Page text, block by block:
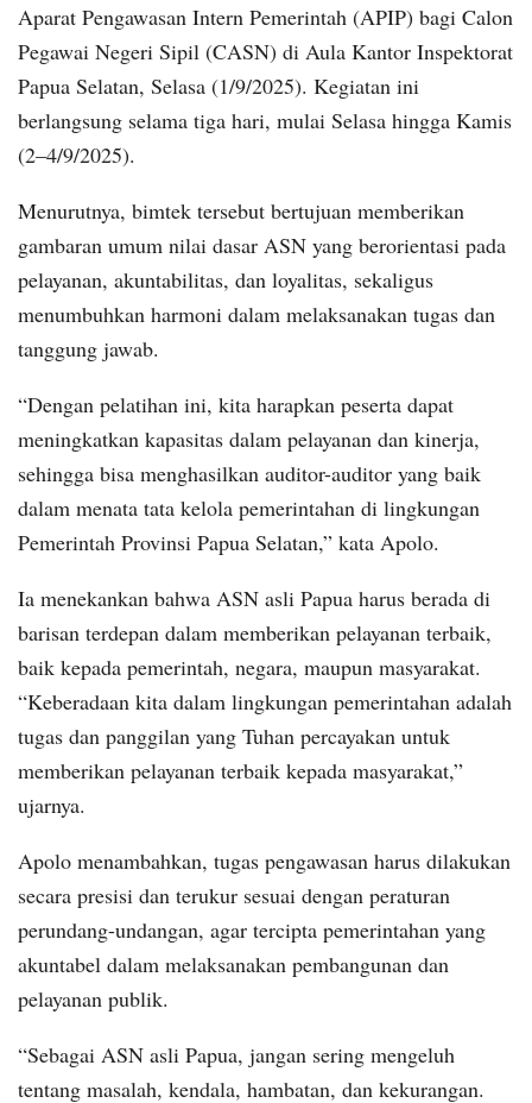
Aparat Pengawasan Intern Pemerintah (APIP) bagi Calon
Pegawai Negeri Sipil (CASN) di Aula Kantor Inspektorat
Papua Selatan, Selasa (1/9/2025). Kegiatan ini
berlangsung selama tiga hari, mulai Selasa hingga Kamis
(2–4/9/2025).
Menurutnya, bimtek tersebut bertujuan memberikan
gambaran umum nilai dasar ASN yang berorientasi pada
pelayanan, akuntabilitas, dan loyalitas, sekaligus
menumbuhkan harmoni dalam melaksanakan tugas dan
tanggung jawab.
“Dengan pelatihan ini, kita harapkan peserta dapat
meningkatkan kapasitas dalam pelayanan dan kinerja,
sehingga bisa menghasilkan auditor-auditor yang baik
dalam menata tata kelola pemerintahan di lingkungan
Pemerintah Provinsi Papua Selatan,” kata Apolo.
Ia menekankan bahwa ASN asli Papua harus berada di
barisan terdepan dalam memberikan pelayanan terbaik,
baik kepada pemerintah, negara, maupun masyarakat.
“Keberadaan kita dalam lingkungan pemerintahan adalah
tugas dan panggilan yang Tuhan percayakan untuk
memberikan pelayanan terbaik kepada masyarakat,”
ujarnya.
Apolo menambahkan, tugas pengawasan harus dilakukan
secara presisi dan terukur sesuai dengan peraturan
perundang-undangan, agar tercipta pemerintahan yang
akuntabel dalam melaksanakan pembangunan dan
pelayanan publik.
“Sebagai ASN asli Papua, jangan sering mengeluh
tentang masalah, kendala, hambatan, dan kekurangan.